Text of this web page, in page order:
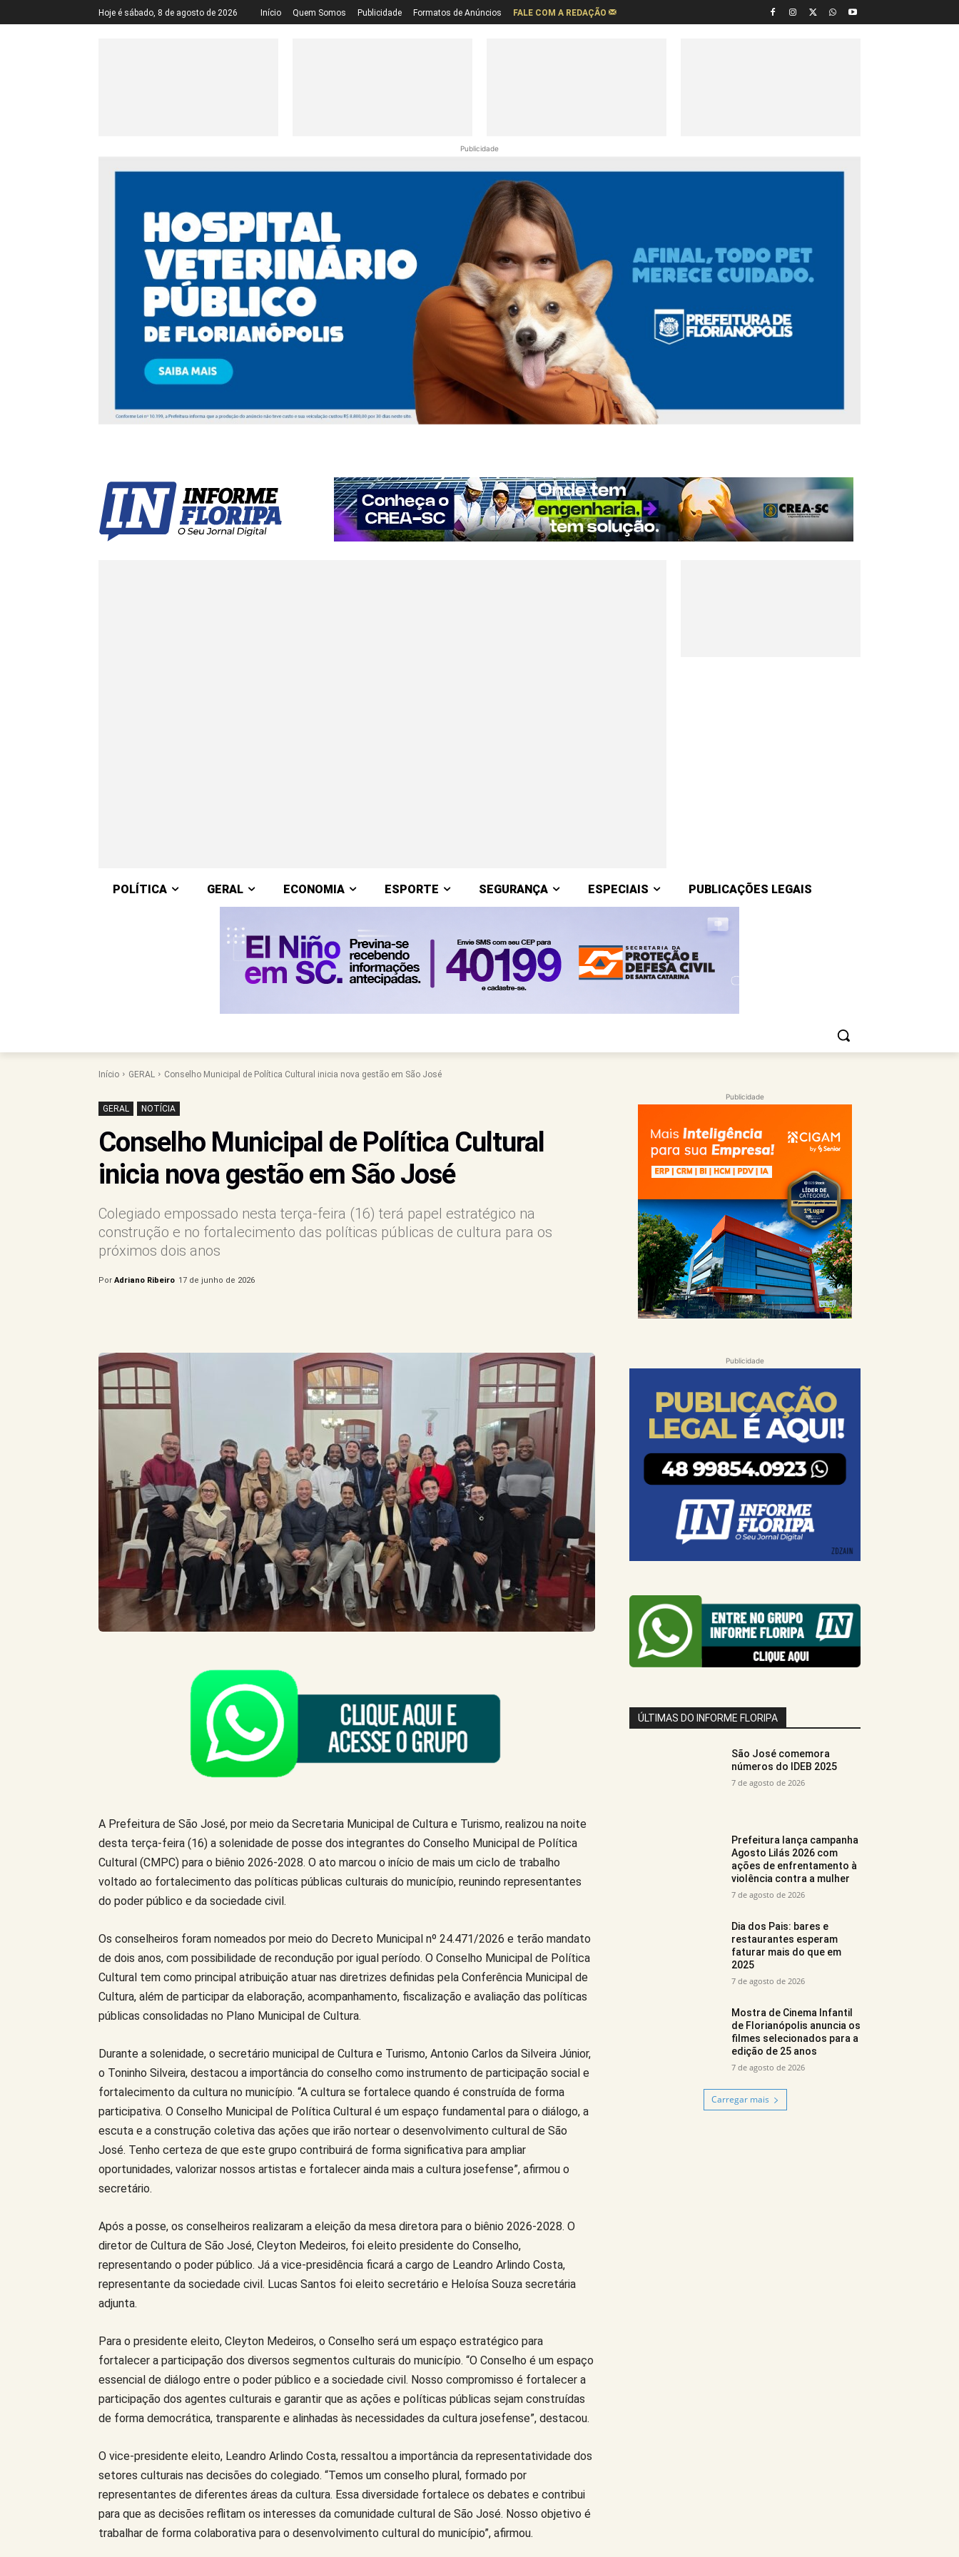
Hoje é sábado, 8 de agosto de 2026 Início Quem Somos Publicidade Formatos de Anúncios FALE COM A REDAÇÃO
Publicidade
POLÍTICA GERAL ECONOMIA ESPORTE SEGURANÇA ESPECIAIS PUBLICAÇÕES LEGAIS
Início GERAL Conselho Municipal de Política Cultural inicia nova gestão em São José
GERAL NOTÍCIA
Conselho Municipal de Política Cultural
inicia nova gestão em São José
Colegiado empossado nesta terça-feira (16) terá papel estratégico na
construção e no fortalecimento das políticas públicas de cultura para os
próximos dois anos
Por Adriano Ribeiro 17 de junho de 2026
A Prefeitura de São José, por meio da Secretaria Municipal de Cultura e Turismo, realizou na noite
desta terça-feira (16) a solenidade de posse dos integrantes do Conselho Municipal de Política
Cultural (CMPC) para o biênio 2026-2028. O ato marcou o início de mais um ciclo de trabalho
voltado ao fortalecimento das políticas públicas culturais do município, reunindo representantes
do poder público e da sociedade civil.
Os conselheiros foram nomeados por meio do Decreto Municipal nº 24.471/2026 e terão mandato
de dois anos, com possibilidade de recondução por igual período. O Conselho Municipal de Política
Cultural tem como principal atribuição atuar nas diretrizes definidas pela Conferência Municipal de
Cultura, além de participar da elaboração, acompanhamento, fiscalização e avaliação das políticas
públicas consolidadas no Plano Municipal de Cultura.
Durante a solenidade, o secretário municipal de Cultura e Turismo, Antonio Carlos da Silveira Júnior,
o Toninho Silveira, destacou a importância do conselho como instrumento de participação social e
fortalecimento da cultura no município. “A cultura se fortalece quando é construída de forma
participativa. O Conselho Municipal de Política Cultural é um espaço fundamental para o diálogo, a
escuta e a construção coletiva das ações que irão nortear o desenvolvimento cultural de São
José. Tenho certeza de que este grupo contribuirá de forma significativa para ampliar
oportunidades, valorizar nossos artistas e fortalecer ainda mais a cultura josefense”, afirmou o
secretário.
Após a posse, os conselheiros realizaram a eleição da mesa diretora para o biênio 2026-2028. O
diretor de Cultura de São José, Cleyton Medeiros, foi eleito presidente do Conselho,
representando o poder público. Já a vice-presidência ficará a cargo de Leandro Arlindo Costa,
representante da sociedade civil. Lucas Santos foi eleito secretário e Heloísa Souza secretária
adjunta.
Para o presidente eleito, Cleyton Medeiros, o Conselho será um espaço estratégico para
fortalecer a participação dos diversos segmentos culturais do município. “O Conselho é um espaço
essencial de diálogo entre o poder público e a sociedade civil. Nosso compromisso é fortalecer a
participação dos agentes culturais e garantir que as ações e políticas públicas sejam construídas
de forma democrática, transparente e alinhadas às necessidades da cultura josefense”, destacou.
O vice-presidente eleito, Leandro Arlindo Costa, ressaltou a importância da representatividade dos
setores culturais nas decisões do colegiado. “Temos um conselho plural, formado por
representantes de diferentes áreas da cultura. Essa diversidade fortalece os debates e contribui
para que as decisões reflitam os interesses da comunidade cultural de São José. Nosso objetivo é
trabalhar de forma colaborativa para o desenvolvimento cultural do município”, afirmou.
Publicidade
Publicidade
ÚLTIMAS DO INFORME FLORIPA
São José comemora
números do IDEB 2025
7 de agosto de 2026
Prefeitura lança campanha
Agosto Lilás 2026 com
ações de enfrentamento à
violência contra a mulher
7 de agosto de 2026
Dia dos Pais: bares e
restaurantes esperam
faturar mais do que em
2025
7 de agosto de 2026
Mostra de Cinema Infantil
de Florianópolis anuncia os
filmes selecionados para a
edição de 25 anos
7 de agosto de 2026
Carregar mais